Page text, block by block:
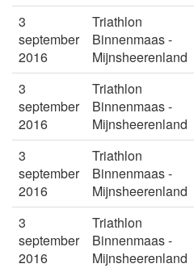
3
september
2016
Triathlon
Binnenmaas -
Mijnsheerenland
3
september
2016
Triathlon
Binnenmaas -
Mijnsheerenland
3
september
2016
Triathlon
Binnenmaas -
Mijnsheerenland
3
september
2016
Triathlon
Binnenmaas -
Mijnsheerenland